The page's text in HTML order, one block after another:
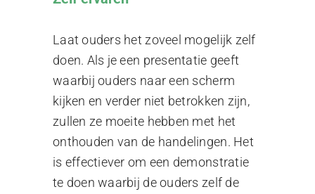
Laat ouders het zoveel mogelijk zelf
doen. Als je een presentatie geeft
waarbij ouders naar een scherm
kijken en verder niet betrokken zijn,
zullen ze moeite hebben met het
onthouden van de handelingen. Het
is effectiever om een demonstratie
te doen waarbij de ouders zelf de